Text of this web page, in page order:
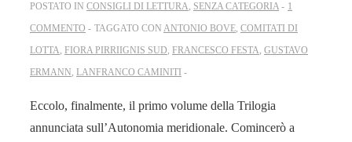
POSTATO IN CONSIGLI DI LETTURA, SENZA CATEGORIA
1
COMMENTO
TAGGATO CON ANTONIO BOVE, COMITATI DI
LOTTA, FIORA PIRRIIGNIS SUD, FRANCESCO FESTA, GUSTAVO
ERMANN, LANFRANCO CAMINITI
Eccolo, finalmente, il primo volume della Trilogia
annunciata sull’Autonomia meridionale. Comincerò a